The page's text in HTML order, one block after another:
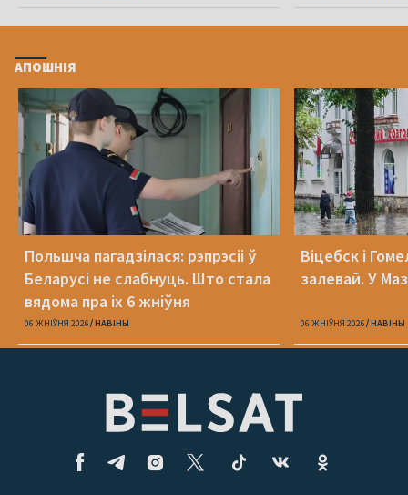
АПОШНІЯ
Польшча пагадзілася: рэпрэсіі ў
Беларусі не слабнуць. Што стала
вядома пра іх 6 жніўня
06 ЖНІЎНЯ 2026 НАВІНЫ
Віцебск і
залевай. У
06 ЖНІЎНЯ 2026 НАВІНЫ